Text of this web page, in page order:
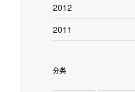
2012
2011
分类